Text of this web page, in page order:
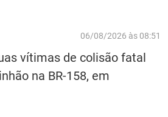
06/08/2026 às 08:51
vítimas de colisão fatal
na BR-158, em